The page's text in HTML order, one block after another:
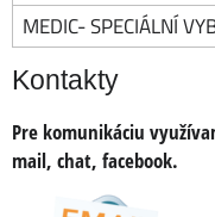
MEDIC- SPECIÁLNÍ
Kontakty
Pre komunikáciu
mail, chat, facebook.